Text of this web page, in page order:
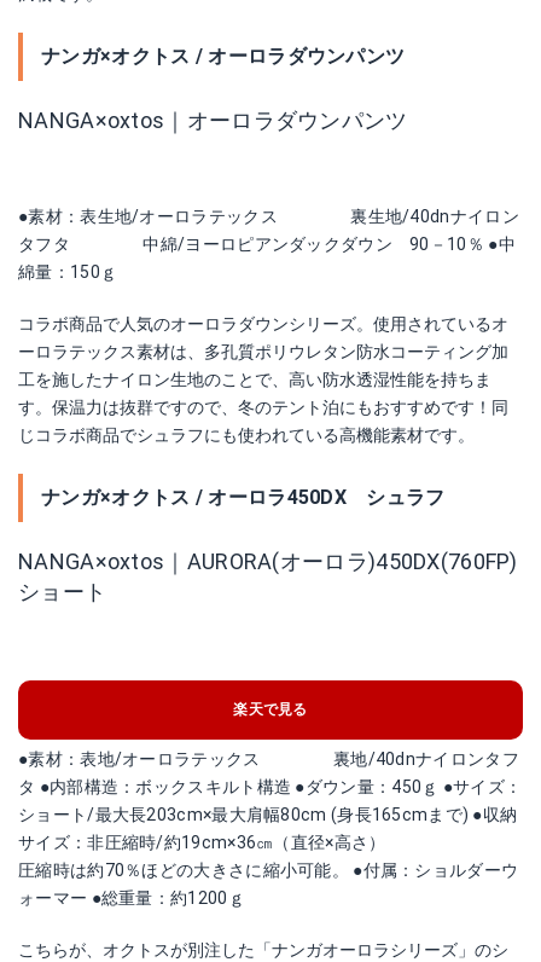
ナンガ×オクトス / オーロラダウンパンツ
NANGA×oxtos｜オーロラダウンパンツ
●素材：表生地/オーロラテックス 裏生地/40dnナイロン
タフタ 中綿/ヨーロピアンダックダウン 90－10％ ●中
綿量：150ｇ
コラボ商品で人気のオーロラダウンシリーズ。使用されているオ
ーロラテックス素材は、多孔質ポリウレタン防水コーティング加
工を施したナイロン生地のことで、高い防水透湿性能を持ちま
す。保温力は抜群ですので、冬のテント泊にもおすすめです！同
じコラボ商品でシュラフにも使われている高機能素材です。
ナンガ×オクトス / オーロラ450DX シュラフ
NANGA×oxtos｜AURORA(オーロラ)450DX(760FP)
ショート
楽天で見る
●素材：表地/オーロラテックス 裏地/40dnナイロンタフ
タ ●内部構造：ボックスキルト構造 ●ダウン量：450ｇ ●サイズ：
ショート/最大長203cm×最大肩幅80cm (身長165cmまで) ●収納
サイズ：非圧縮時/約19cm×36㎝（直径×高さ）
圧縮時は約70％ほどの大きさに縮小可能。 ●付属：ショルダーウ
ォーマー ●総重量：約1200ｇ
こちらが、オクトスが別注した「ナンガオーロラシリーズ」のシ